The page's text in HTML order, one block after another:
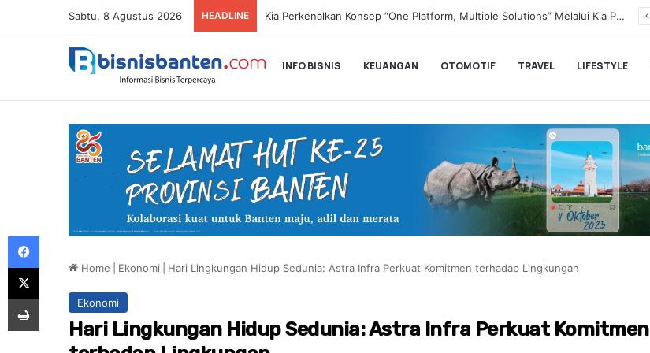
Sabtu, 8 Agustus 2026 HEADLINE Transformasi Digital Perkuat Layanan, Bank bjb Raih Lima Titanium Awards pada PRIMA Awards 2026
INFO BISNIS KEUANGAN OTOMOTIF TRAVEL LIFESTYLE
Home Ekonomi Hari Lingkungan Hidup Sedunia: Astra Infra Perkuat Komitmen terhadap Lingkungan
Ekonomi
Hari Lingkungan Hidup Sedunia: Astra Infra Perkuat Komitmen
Facebook